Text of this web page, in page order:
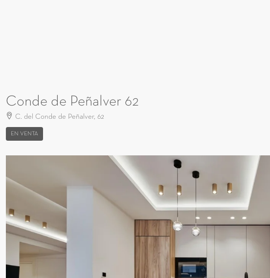
Conde de Peñalver 62
C. del Conde de Peñalver, 62
EN VENTA